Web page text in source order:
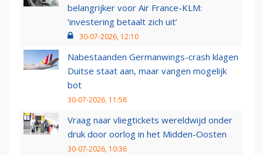
belangrijker voor Air France-KLM:
‘investering betaalt zich uit’
30-07-2026, 12:10
Nabestaanden Germanwings-crash klagen
Duitse staat aan, maar vangen mogelijk
bot
30-07-2026, 11:58
Vraag naar vliegtickets wereldwijd onder
druk door oorlog in het Midden-Oosten
30-07-2026, 10:36